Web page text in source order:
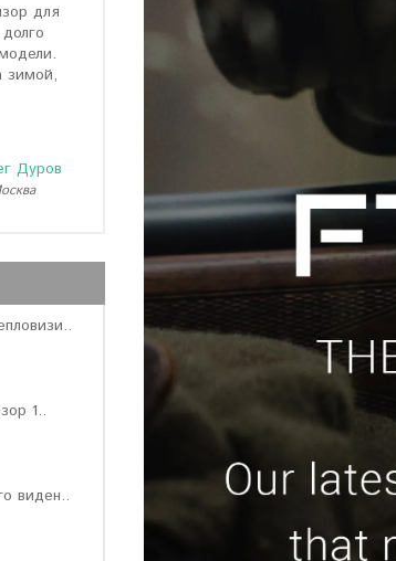
для
зимой,
Дуров
"Отзывов о тепловизорах Atak не
много, но спасибо консультантам,
помогли подобрать отличную и
не дорогую модель. Взял
г. Санкт-Петербург
1..
виден..